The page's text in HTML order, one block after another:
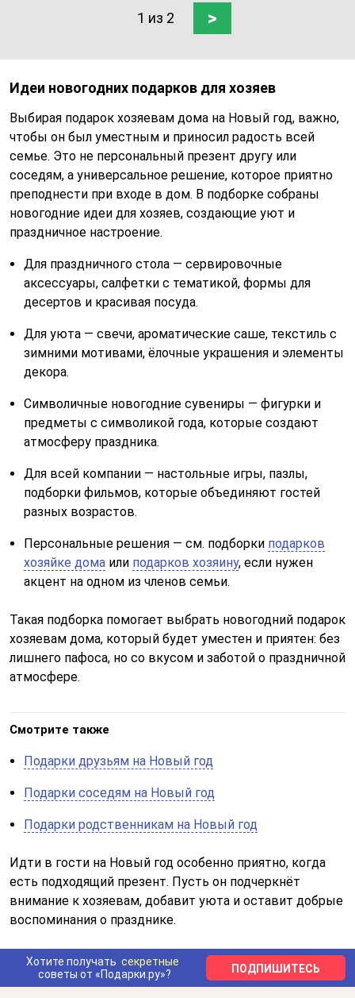
1 из 2 >
Идеи новогодних подарков для хозяев
Выбирая подарок хозяевам дома на Новый год, важно,
чтобы он был уместным и приносил радость всей
семье. Это не персональный презент другу или
соседям, а универсальное решение, которое приятно
преподнести при входе в дом. В подборке собраны
новогодние идеи для хозяев, создающие уют и
праздничное настроение.
Для праздничного стола — сервировочные
аксессуары, салфетки с тематикой, формы для
десертов и красивая посуда.
Для уюта — свечи, ароматические саше, текстиль с
зимними мотивами, ёлочные украшения и элементы
декора.
Символичные новогодние сувениры — фигурки и
предметы с символикой года, которые создают
атмосферу праздника.
Для всей компании — настольные игры, пазлы,
подборки фильмов, которые объединяют гостей
разных возрастов.
Персональные решения — см. подборки подарков
хозяйке дома или подарков хозяину, если нужен
акцент на одном из членов семьи.
Такая подборка помогает выбрать новогодний подарок
хозяевам дома, который будет уместен и приятен: без
лишнего пафоса, но со вкусом и заботой о праздничной
атмосфере.
Смотрите также
Подарки друзьям на Новый год
Подарки соседям на Новый год
Подарки родственникам на Новый год
Идти в гости на Новый год особенно приятно, когда
есть подходящий презент. Пусть он подчеркнёт
внимание к хозяевам, добавит уюта и оставит добрые
воспоминания о празднике.
Хотите получать секретные
советы от «Подарки.ру»?
ПОДПИШИТЕСЬ